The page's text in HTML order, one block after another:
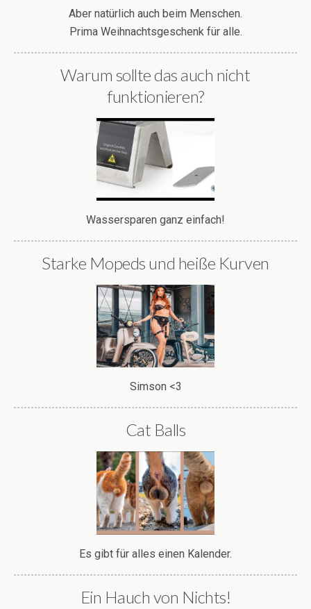
Aber natürlich auch beim Menschen.
Prima Weihnachtsgeschenk für alle.
Warum sollte das auch nicht
funktionieren?
Wassersparen ganz einfach!
Starke Mopeds und heiße Kurven
Simson <3
Cat Balls
Es gibt für alles einen Kalender.
Ein Hauch von Nichts!